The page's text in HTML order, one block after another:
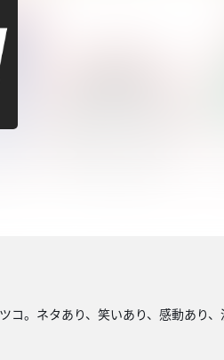
コ。ネタあり、笑いあり、感動あり